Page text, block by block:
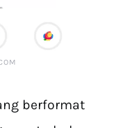
berformat